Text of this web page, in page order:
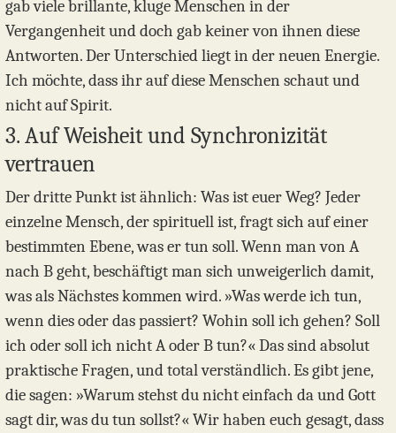
gab viele brillante, kluge Menschen in der
Vergangenheit und doch gab keiner von ihnen diese
Antworten. Der Unterschied liegt in der neuen Energie.
Ich möchte, dass ihr auf diese Menschen schaut und
nicht auf Spirit.
3. Auf Weisheit und Synchronizität
vertrauen
Der dritte Punkt ist ähnlich: Was ist euer Weg? Jeder
einzelne Mensch, der spirituell ist, fragt sich auf einer
bestimmten Ebene, was er tun soll. Wenn man von A
nach B geht, beschäftigt man sich unweigerlich damit,
was als Nächstes kommen wird. »Was werde ich tun,
wenn dies oder das passiert? Wohin soll ich gehen? Soll
ich oder soll ich nicht A oder B tun?« Das sind absolut
praktische Fragen, und total verständlich. Es gibt jene,
die sagen: »Warum stehst du nicht einfach da und Gott
sagt dir, was du tun sollst?« Wir haben euch gesagt, dass